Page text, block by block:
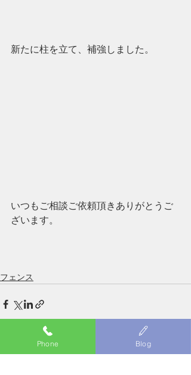
新たに柱を立て、補強しました。
いつもご相談ご依頼頂きありがとうご
ざいます。
フェンス
最新記事 すべて表示
Phone Blog